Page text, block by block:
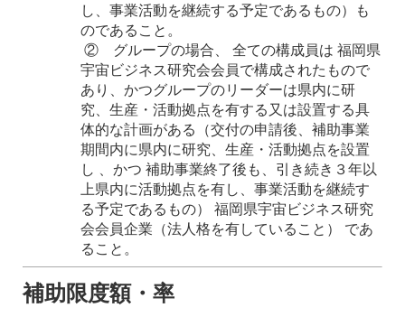
し、事業活動を継続する予定であるもの）も
のであること。
② グループの場合、 全ての構成員は 福岡県
宇宙ビジネス研究会会員で構成されたもので
あり、かつグループのリーダーは県内に研
究、生産・活動拠点を有する又は設置する具
体的な計画がある（交付の申請後、補助事業
期間内に県内に研究、生産・活動拠点を設置
し 、かつ 補助事業終了後も、引き続き３年以
上県内に活動拠点を有し、事業活動を継続す
る予定であるもの） 福岡県宇宙ビジネス研究
会会員企業（法人格を有していること） であ
ること。
補助限度額・率